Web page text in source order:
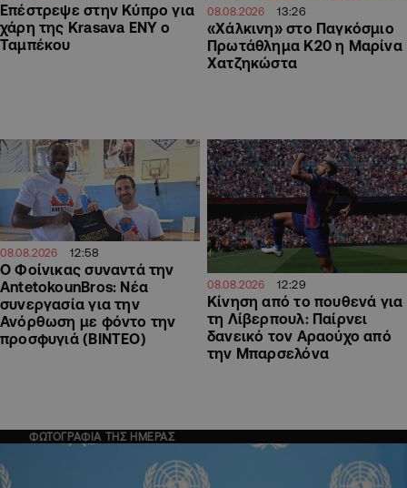
Επέστρεψε στην Κύπρο για
χάρη της Krasava ΕΝΥ ο
Ταμπέκου
08.08.2026 13:26
«Χάλκινη» στο Παγκόσμιο
Πρωτάθλημα Κ20 η Μαρίνα
Χατζηκώστα
08.08.2026 12:58
Ο Φοίνικας συναντά την
AntetokounBros: Νέα
συνεργασία για την
Ανόρθωση με φόντο την
προσφυγιά (ΒΙΝΤΕΟ)
08.08.2026 12:29
Kίνηση από το πουθενά για
τη Λίβερπουλ: Παίρνει
δανεικό τον Αραούχο από
την Μπαρσελόνα
ΦΩΤΟΓΡΑΦΙΑ ΤΗΣ ΗΜΕΡΑΣ